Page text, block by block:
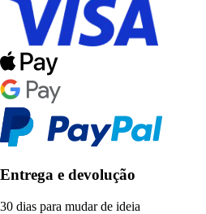
Entrega e devolução
30 dias para mudar de ideia